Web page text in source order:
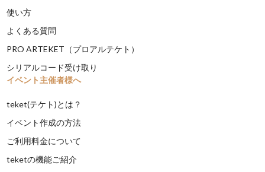
使い方
よくある質問
PRO ARTEKET（プロアルテケト）
シリアルコード受け取り
イベント主催者様へ
teket(テケト)とは？
イベント作成の方法
ご利用料金について
teketの機能ご紹介